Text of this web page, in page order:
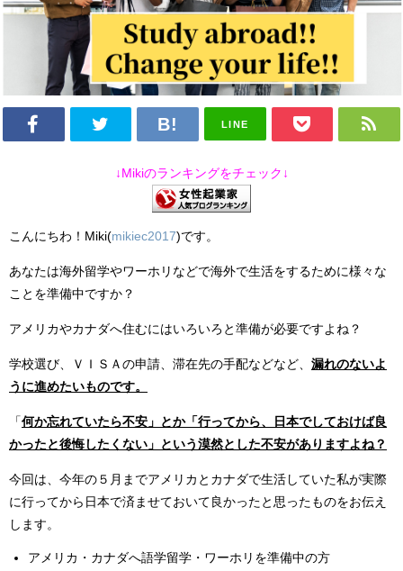
LINE
↓Mikiのランキングをチェック↓
こんにちわ！Miki(mikiec2017)です。
あなたは海外留学やワーホリなどで海外で生活をするために様々な
ことを準備中ですか？
アメリカやカナダへ住むにはいろいろと準備が必要ですよね？
学校選び、ＶＩＳＡの申請、滞在先の手配などなど、 漏れのないよ
うに進めたいものです。
「 何か忘れていたら不安」とか「行ってから、日本でしておけば良
かったと後悔したくない」という漠然とした不安がありますよね？
今回は、今年の５月までアメリカとカナダで生活していた私が実際
に行ってから日本で済ませておいて良かったと思ったものをお伝え
します。
アメリカ・カナダへ語学留学・ワーホリを準備中の方